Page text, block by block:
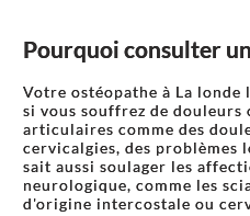
Pourquoi consulter
Votre ostéopathe à La londe
si vous souffrez de douleurs
articulaires comme des
cervicalgies, des problèmes
sait aussi soulager les
neurologique, comme les
d'origine intercostale ou